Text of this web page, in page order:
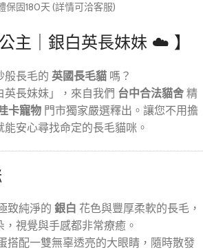
保固180天 (詳情可洽客服)
主｜銀白英長妹妹 ☁️ 】
般長毛的 英國長毛貓 嗎？
長妹妹」，來自我們 台中合法貓舍 精
卡寵物 門市獨家嚴選釋出。讓您不用擔
安心尋找命定的長毛貓咪。
致純淨的 銀白 花色與豐厚柔軟的長毛，
視覺與手感都非常療癒。
搭配一雙無辜透亮的大眼睛，隨時散發